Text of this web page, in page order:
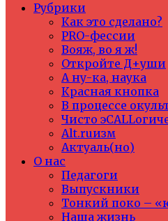
Рубрики
Как это сделано?
PRO-фессии
Вояж, во я ж!
Откройте Д+уши
А ну-ка, наука
Красная кнопка
В процессе
Чисто
Alt.ruизм
Актуаль(но)
О нас
Педагоги
Выпускники
Тонкий поко –
Наша жизнь